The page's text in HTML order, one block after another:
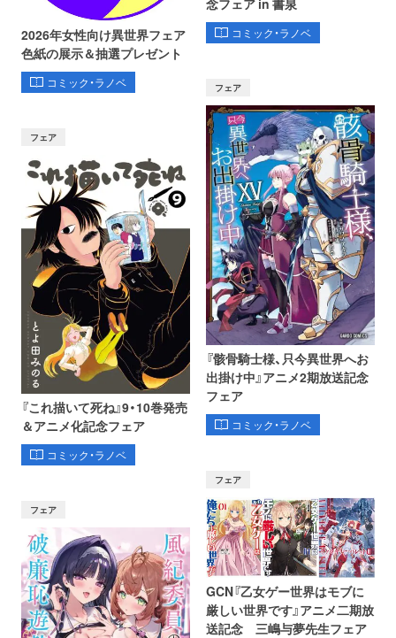
2026年女性向け異世界フェア
色紙の展示＆抽選プレゼント
コミック・ラノベ
コミック・ラノベ
フェア
『これ描いて死ね』9・10巻発売
＆アニメ化記念フェア
コミック・ラノベ
フェア
『骸骨騎士様、只今異世界へお
出掛け中』アニメ2期放送記念
フェア
コミック・ラノベ
フェア
フェア
GCN『乙女ゲー世界はモブに
厳しい世界です』アニメ二期放
送記念 三嶋与夢先生フェア